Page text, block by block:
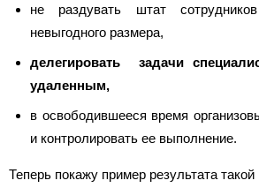
не раздувать штат
невыгодного размера,
делегировать задачи
удаленным,
в освободившееся время
и контролировать ее выполнение.
Теперь покажу пример результата